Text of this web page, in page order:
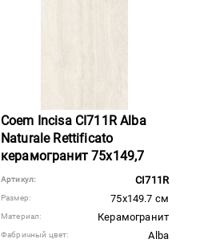
Coem Incisa CI711R Alba
Naturale Rettificato
керамогранит 75x149,7
Артикул: CI711R
Размер: 75x149.7 см
Материал: Керамогранит
Фабричный цвет: Alba